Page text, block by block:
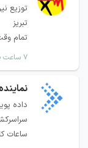
توزیع
تبریز
تمام
۷ ساعت پیش
داده
ساعات